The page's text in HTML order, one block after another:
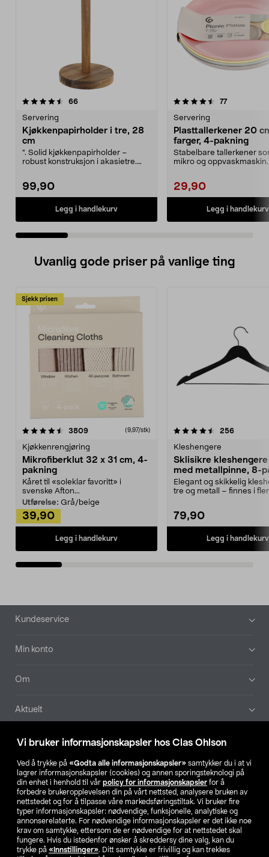
Vi bruker informasjonskapsler hos Clas Ohlson
Ved å trykke på «Godta alle informasjonskapsler» samtykker du i at vi
lagrer informasjonskapsler (cookies) og annen sporingsteknologi på
din enhet i henhold til vår policy for informasjonskapsler for å
forbedre brukeropplevelsen din på vårt nettsted, analysere bruken av
nettstedet og for å tilpasse våre markedsføringstiltak. Vi bruker fire
typer informasjonskapsler: nødvendige, funksjonelle, analytiske og
annonserelaterte. For nødvendige informasjonskapsler er det ikke noe
krav om samtykke, ettersom de er nødvendige for at nettstedet skal
fungere. Hvis du istedenfor ønsker å skreddersy dine valg, kan du
trykke på «Innstillinger». Ditt samtykke er frivillig og kan trekkes
66anmeldelser
Servering
Kjøkkenpapirholder i tre, 28
cm
". Solid kjøkkenpapirholder –
robust konstruksjon i akasietre.
99,90
Legg i handlekurv
4.5 av 5 stjerner 77anmeldelser
Servering
Plasttallerkener 20
farger, 4-pakning
Stabelbare tallerkener
mikro og
29,90
Legg i handlekurv
4.0 av 5 stjerner
Uvanlig gode priser på vanlige ting
Sjekk prisen
3809anmeldelser(9,97/stk)
Kjøkkenrengjøring
Mikrofiberklut 32 x 31 cm, 4-
pakning
Kåret til «soleklar favoritt» i
svenske Afton...
Utførelse: Grå/beige
39,90
Legg i handlekurv
4.5av 5 stjerner 256
Kleshengere
Sklisikre
med metallpinne, 8-
Elegant og skikkelig
tre og metall – finnes i
79,90
Legg i handlekurv
4.5av 5 stjerner
Bunntekst
Kundeservice
Min konto
Om
Aktuelt
Våre selskaper
Finn din butikk
SE NO FI